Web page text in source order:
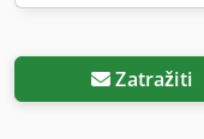
Zatražiti